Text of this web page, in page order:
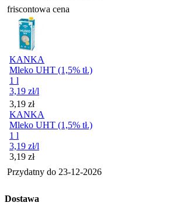
friscontowa cena
KANKA
Mleko UHT (1,5% tł.)
1 l
3,19 zł/l
Cena
3,19 zł
KANKA
Mleko UHT (1,5% tł.)
1 l
3,19 zł/l
Cena
3,19 zł
Przydatny do 23-12-2026
Dostawa